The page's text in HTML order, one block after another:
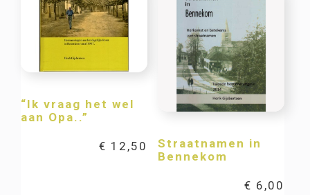
“Ik vraag het wel
aan Opa..”
€ 12,50
Straatnamen in
Bennekom
€ 6,00